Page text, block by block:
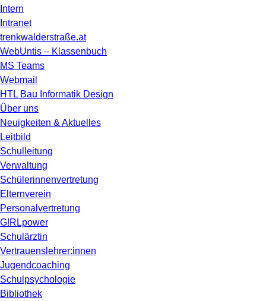
Intern
Intranet
trenkwalderstraße.at
WebUntis – Klassenbuch
MS Teams
Webmail
HTL Bau Informatik Design
Über uns
Neuigkeiten & Aktuelles
Leitbild
Schulleitung
Verwaltung
Schülerinnenvertretung
Elternverein
Personalvertretung
G!RLpower
Schulärztin
Vertrauenslehrer:innen
Jugendcoaching
Schulpsychologie
Bibliothek